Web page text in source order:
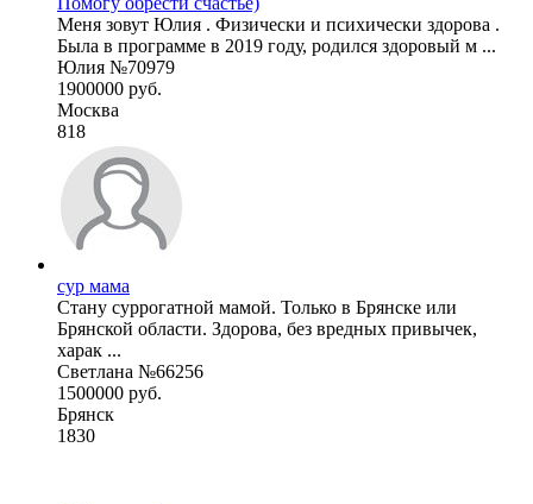
Меня зовут Юлия . Физически и психически здорова .
Была в программе в 2019 году, родился здоровый м ...
Юлия №70979
1900000 руб.
Москва
818
сур мама
Стану суррогатной мамой. Только в Брянске или
Брянской области. Здорова, без вредных привычек,
харак ...
Светлана №66256
1500000 руб.
Брянск
1830